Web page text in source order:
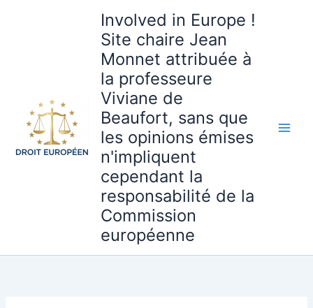
Involved in Europe !
Site chaire Jean
Monnet attribuée à
la professeure
Viviane de
Beaufort, sans que
les opinions émises
n'impliquent
cependant la
responsabilité de la
Commission
européenne